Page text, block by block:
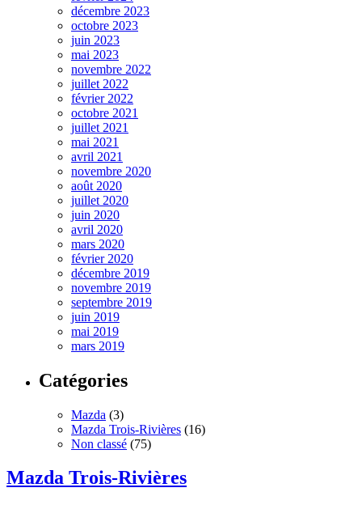
décembre 2023
octobre 2023
juin 2023
mai 2023
novembre 2022
juillet 2022
février 2022
octobre 2021
juillet 2021
mai 2021
avril 2021
novembre 2020
août 2020
juillet 2020
juin 2020
avril 2020
mars 2020
février 2020
décembre 2019
novembre 2019
septembre 2019
juin 2019
mai 2019
mars 2019
Catégories
Mazda (3)
Mazda Trois-Rivières (16)
Non classé (75)
Mazda Trois-Rivières